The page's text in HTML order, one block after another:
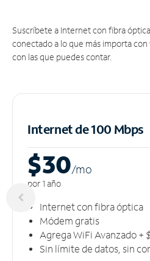
Suscríbete a Internet con fibra
conectado a lo que más importa
con las que puedes contar.
Internet de 100 Mbps
$30/mo
por 1 año
Internet con fibra óptica
Módem gratis
Agrega WiFi Avanzado +
Sin límite de datos, sin